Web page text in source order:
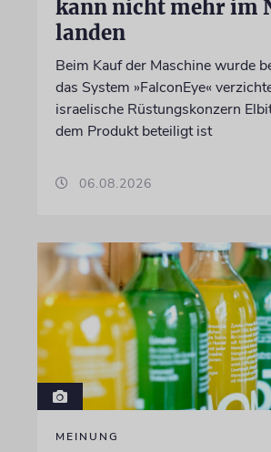
kann nicht mehr im
landen
Beim Kauf der Maschine wurde
das System »FalconEye«
israelische Rüstungskonzern
dem Produkt beteiligt ist
06.08.2026
MEINUNG